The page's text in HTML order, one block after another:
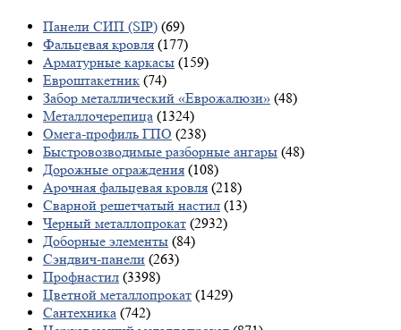
Панели СИП (SIP) (69)
Фальцевая кровля (177)
Арматурные каркасы (159)
Евроштакетник (74)
Забор металлический «Еврожалюзи» (48)
Металлочерепица (1324)
Омега-профиль ГПО (238)
Быстровозводимые разборные ангары (48)
Дорожные ограждения (108)
Арочная фальцевая кровля (218)
Сварной решетчатый настил (13)
Черный металлопрокат (2932)
Доборные элементы (84)
Сэндвич-панели (263)
Профнастил (3398)
Цветной металлопрокат (1429)
Сантехника (742)